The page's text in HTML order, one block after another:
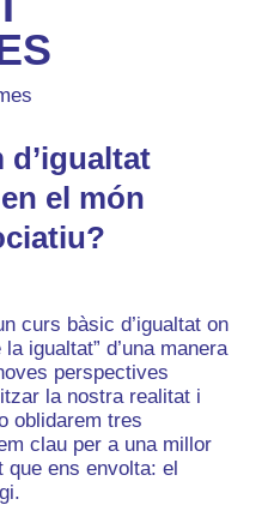
d’igualtat
el món
curs bàsic d’igualtat on
igualtat” d’una manera
perspectives
la nostra realitat i
oblidarem tres
clau per a una millor
que ens envolta: el